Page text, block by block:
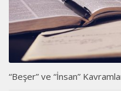
“Beşer” ve “İnsan”